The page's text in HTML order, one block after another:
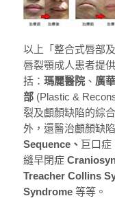
以上「整合式唇部
唇裂顎成人患者提
括： 瑪麗醫院、 廣
部(Plastic &
裂及顱顏缺陷的綜
外，還醫治顱顏缺
Sequence、 巨口症
縫早閉症
Treacher Collins
Syndrome等等。